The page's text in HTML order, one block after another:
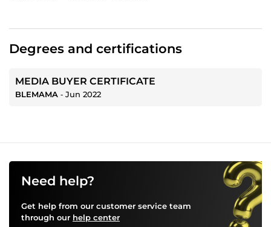
Degrees and certifications
MEDIA BUYER CERTIFICATE
BLEMAMA ‐ Jun 2022
Need help?
Get help from our customer service team
through our help center